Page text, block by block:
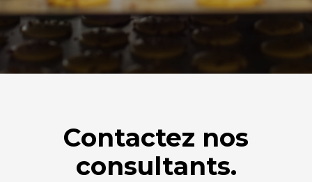
Contactez nos
consultants.